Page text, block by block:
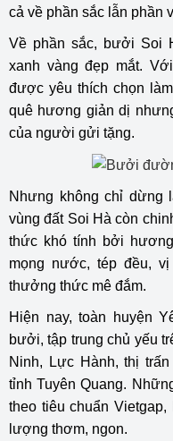
cả về phần sắc lẫn phần
Về phần sắc, bưởi Soi
xanh vàng đẹp mắt.
được yêu thích chọn
quê hương giản dị
của người gửi tặng.
Nhưng không chỉ dừng
vùng đất Soi Hà còn
thức khó tính bởi
mọng nước, tép đều,
thưởng thức mê đắm.
Hiện nay, toàn huyện
bưởi, tập trung chủ yếu
Ninh, Lực Hành, thị
tỉnh Tuyên Quang.
theo tiêu chuẩn
lượng thơm, ngon.